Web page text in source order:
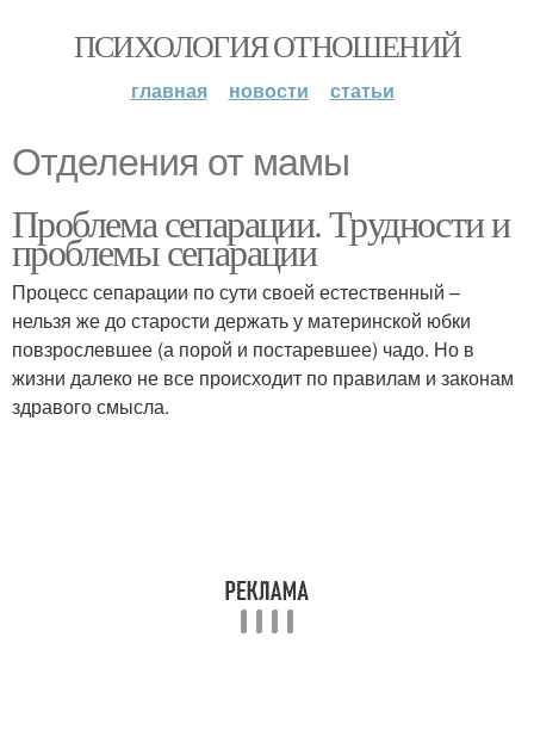
ПСИХОЛОГИЯ ОТНОШЕНИЙ
главная новости статьи
Отделения от мамы
Проблема сепарации. Трудности и
проблемы сепарации
Процесс сепарации по сути своей естественный –
нельзя же до старости держать у материнской юбки
повзрослевшее (а порой и постаревшее) чадо. Но в
жизни далеко не все происходит по правилам и законам
здравого смысла.